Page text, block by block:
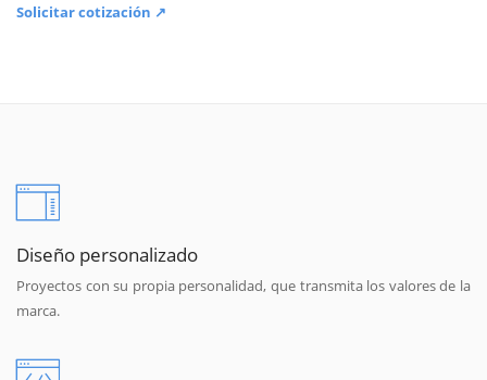
Solicitar cotización ↗
Diseño personalizado
Proyectos con su propia personalidad, que transmita los valores de la
marca.